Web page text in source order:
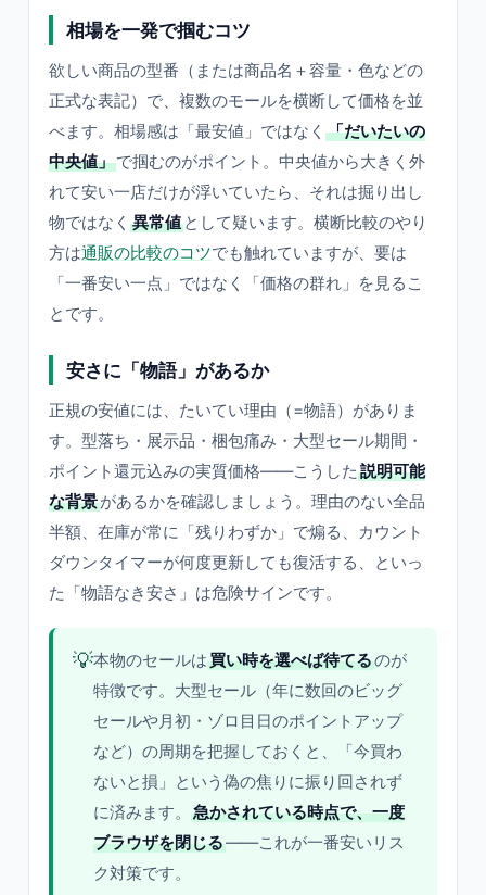
相場を一発で掴むコツ
欲しい商品の型番（または商品名＋容量・色などの
正式な表記）で、複数のモールを横断して価格を並
べます。相場感は「最安値」ではなく 「だいたいの
中央値」で掴むのがポイント。中央値から大きく外
れて安い一店だけが浮いていたら、それは掘り出し
物ではなく 異常値 として疑います。横断比較のやり
方は通販の比較のコツでも触れていますが、要は
「一番安い一点」ではなく「価格の群れ」を見るこ
とです。
安さに「物語」があるか
正規の安値には、たいてい理由（=物語）がありま
す。型落ち・展示品・梱包痛み・大型セール期間・
ポイント還元込みの実質価格——こうした 説明可能
な背景があるかを確認しましょう。理由のない全品
半額、在庫が常に「残りわずか」で煽る、カウント
ダウンタイマーが何度更新しても復活する、といっ
た「物語なき安さ」は危険サインです。
💡本物のセールは買い時を選べば待てるのが
特徴です。大型セール（年に数回のビッグ
セールや月初・ゾロ目日のポイントアップ
など）の周期を把握しておくと、「今買わ
ないと損」という偽の焦りに振り回されず
に済みます。
急かされている時点で、一度
ブラウザを閉じる——これが一番安いリス
ク対策です。